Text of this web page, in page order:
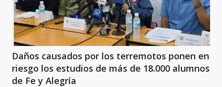
Daños causados por los terremotos ponen en
riesgo los estudios de más de 18.000 alumnos
de Fe y Alegría